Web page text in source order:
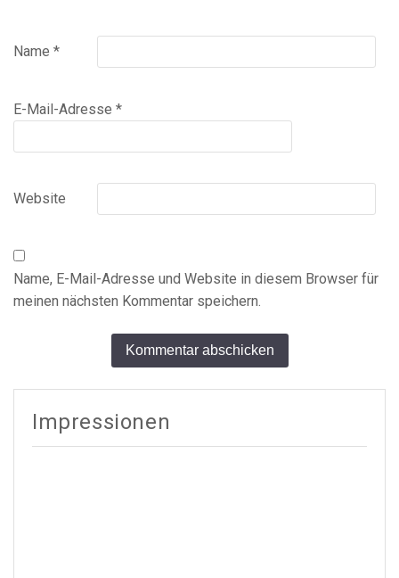
Name *
E-Mail-Adresse *
Website
Name, E-Mail-Adresse und Website in diesem Browser für
meinen nächsten Kommentar speichern.
Impressionen